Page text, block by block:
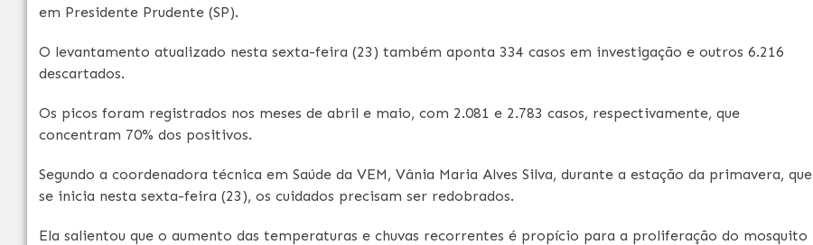
em Presidente Prudente (SP).
O levantamento atualizado nesta sexta-feira (23) também aponta 334 casos em investigação e outros 6.216
descartados.
Os picos foram registrados nos meses de abril e maio, com 2.081 e 2.783 casos, respectivamente, que
concentram 70% dos positivos.
Segundo a coordenadora técnica em Saúde da VEM, Vânia Maria Alves Silva, durante a estação da primavera, que
se inicia nesta sexta-feira (23), os cuidados precisam ser redobrados.
Ela salientou que o aumento das temperaturas e chuvas recorrentes é propício para a proliferação do mosquito